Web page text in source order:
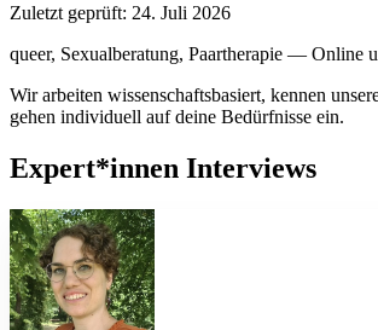
Zuletzt geprüft: 24. Juli 2026
queer, Sexualberatung, Paartherapie — Online
Wir arbeiten wissenschaftsbasiert, kennen
gehen individuell auf deine Bedürfnisse ein.
Expert*innen Interviews